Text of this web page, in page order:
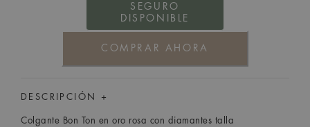
SEGURO
DISPONIBLE
COMPRAR AHORA
DESCRIPCIÓN +
Colgante Bon Ton en oro rosa con diamantes talla